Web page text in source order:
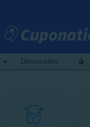
Destacados